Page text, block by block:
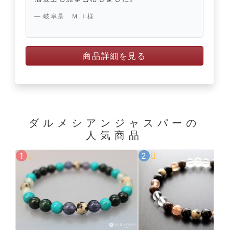
岐阜県 Ｍ.Ｉ様
商品詳細を見る
ダルメシアンジャスパーの
人気商品